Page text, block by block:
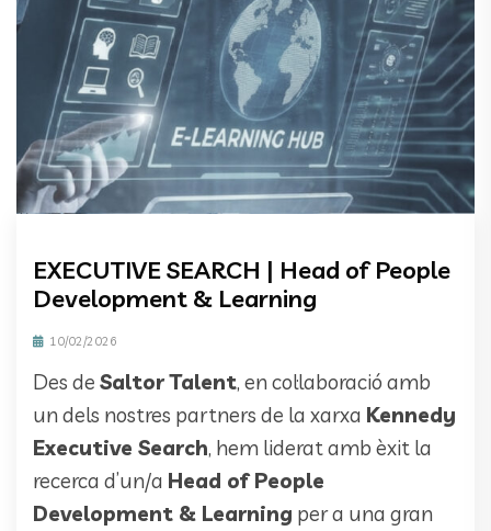
EXECUTIVE SEARCH | Head of People
Development & Learning
10/02/2026
Des de Saltor Talent, en col·laboració amb
un dels nostres partners de la xarxa Kennedy
Executive Search, hem liderat amb èxit la
recerca d’un/a Head of People
Development & Learning per a una gran